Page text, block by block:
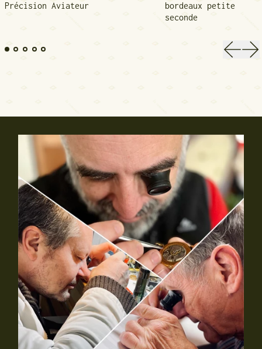
Précision Aviateur
bordeaux petite
seconde